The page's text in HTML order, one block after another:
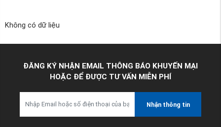
Không có dữ liệu
ĐĂNG KÝ NHẬN EMAIL THÔNG BÁO KHUYẾN MẠI
HOẶC ĐỂ ĐƯỢC TƯ VẤN MIỄN PHÍ
Nhận thông tin